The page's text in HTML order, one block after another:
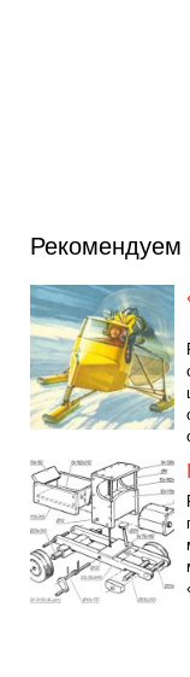
Рекомендуем